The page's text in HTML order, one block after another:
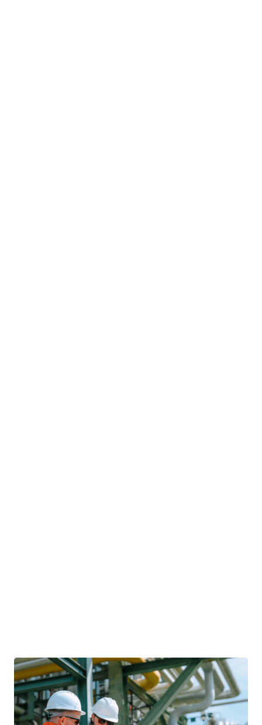
e como se preparar
PCM: o que é Planejamento e Controle de